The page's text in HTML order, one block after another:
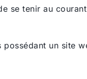
se tenir au
possédant un site